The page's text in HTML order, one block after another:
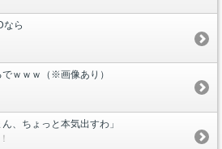
なら
ｗｗｗ（※画像あり）
、ちょっと本気出すわ」